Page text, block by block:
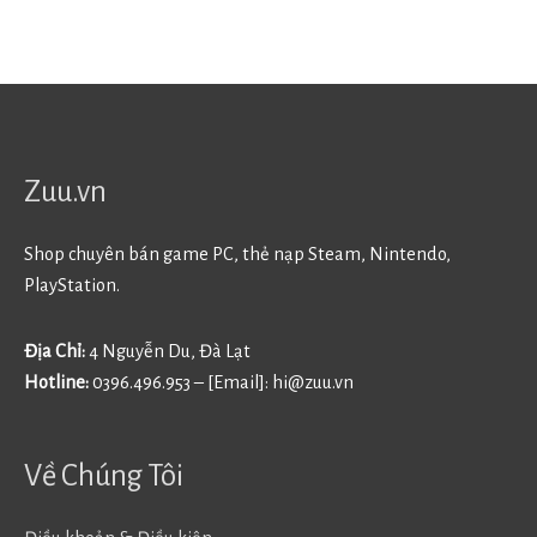
Zuu.vn
Shop chuyên bán game PC, thẻ nạp Steam, Nintendo,
PlayStation.
Địa Chỉ:4 Nguyễn Du, Đà Lạt
Hotline:0396.496.953 – [Email]: hi@zuu.vn
Về Chúng Tôi